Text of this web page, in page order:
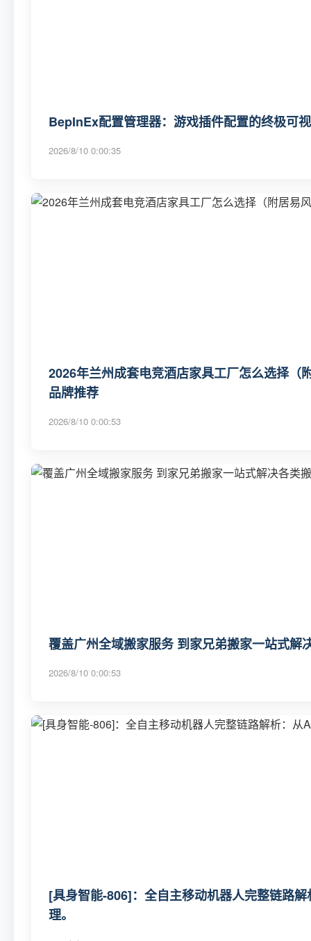
BepInEx配置管理器：游戏插件配置的终极可
2026/8/10 0:00:35
2026年兰州成套电竞酒店家具工厂怎么选择（
品牌推荐
2026/8/10 0:00:53
覆盖广州全域搬家服务 到家兄弟搬家一站式解
2026/8/10 0:00:53
[具身智能-806]：全自主移动机器人完整链路
理。